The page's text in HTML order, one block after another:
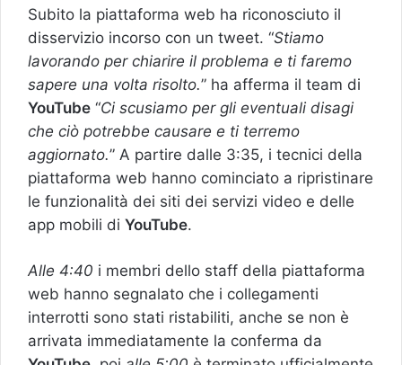
Subito la piattaforma web ha riconosciuto il
disservizio incorso con un tweet. “Stiamo
lavorando per chiarire il problema e ti faremo
sapere una volta risolto.” ha afferma il team di
YouTube “Ci scusiamo per gli eventuali disagi
che ciò potrebbe causare e ti terremo
aggiornato.” A partire dalle 3:35, i tecnici della
piattaforma web hanno cominciato a ripristinare
le funzionalità dei siti dei servizi video e delle
app mobili di YouTube.
Alle 4:40 i membri dello staff della piattaforma
web hanno segnalato che i collegamenti
interrotti sono stati ristabiliti, anche se non è
arrivata immediatamente la conferma da